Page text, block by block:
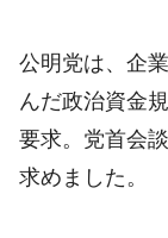
公明党は、企
んだ政治資金
要求。党首会
求めました。